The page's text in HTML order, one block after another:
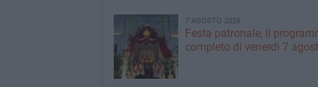
7 AGOSTO 2026
Festa patronale, il
completo di venerdì 7